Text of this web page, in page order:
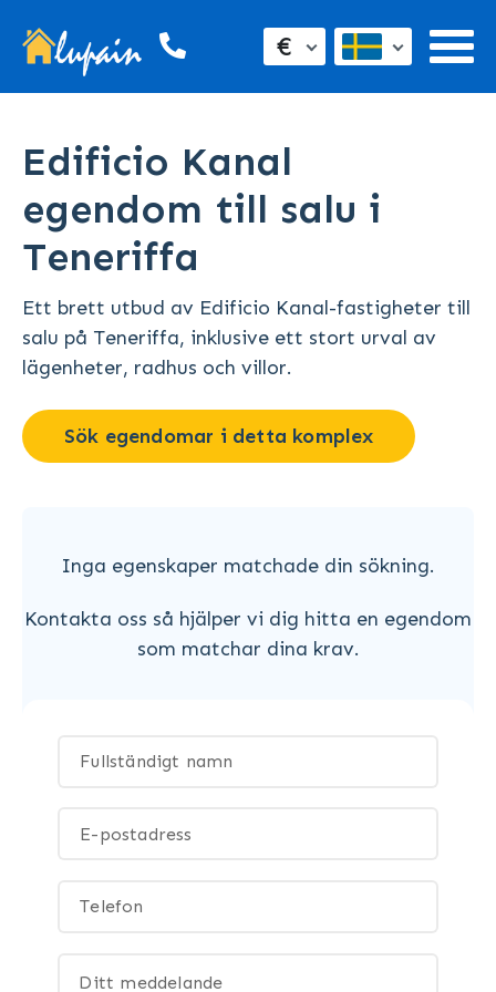
€
Edificio Kanal
egendom till salu i
Teneriffa
Ett brett utbud av Edificio Kanal-fastigheter till
salu på Teneriffa, inklusive ett stort urval av
lägenheter, radhus och villor.
Sök egendomar i detta komplex
Inga egenskaper matchade din sökning.
Kontakta oss så hjälper vi dig hitta en egendom
som matchar dina krav.